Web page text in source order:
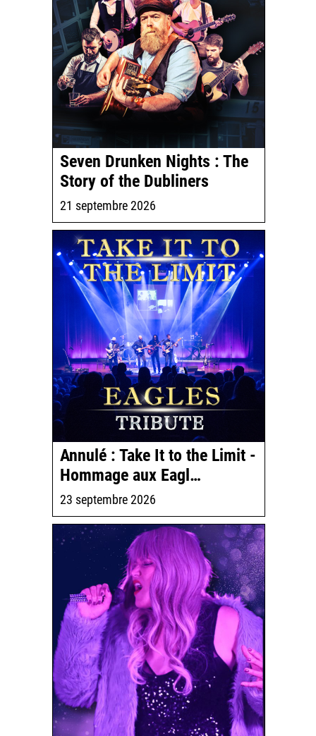
Seven Drunken Nights : The
Story of the Dubliners
21 septembre 2026
Annulé : Take It to the Limit -
Hommage aux Eagl…
23 septembre 2026